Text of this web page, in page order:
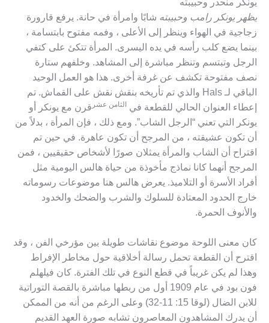
يظهر يونكر رامب وحبيبته شابًا وامرأة في حانة. يرفع قارورة
زجاجية في الهواء وينظر إلى الأعلى ، وفمه مفتوح بابتسامة ،
بينما يضع كلب رأسه في يده اليسرى. المرأة تتكئ على كتفي
الرجل وتبتسم وتنظر مباشرة إلى المشاهد. وخلفهم ستارة
نصف مفتوحة تكشف عن غرفة أخرى. هذا هو العمل الوحيد
الباقي لـ Hals والذي تم تأريخه بنقش نقش على القماش. تم
إعطاء العنوان الحالي للقطعة في الثامن عشر قرن مع يونكر أو
يونكر التي تعني “الرجل الشاب”. ومع ذلك ، فإن المرأة ، بدلاً من
أن تكون عشيقته ، من المرجح أن تكون عاهرة. في حين تم
اقتراح أن الشاب والمرأة يمثلان صورًا لأشخاص حقيقيين ، فمن
المرجح أنهما كانا نماذج مأخوذة من حياة هالس اليومية مثل
أفراد الأسرة أو التلاميذ. يعرض هالس هنا موضوعات رسوماته
خارج الحدود المعتادة للسلوك والشرب والضحك والخدود
والأنوف الحمرة.
كان معنى اللوحة موضوع نقاشات طويلة بين مؤرخي الفن ، وقد
اقترح أن القطعة تحمل رسالة أخلاقية حول مخاطر الإفراط
وهذا لم يكن غريباً في قطع النوع في تلك الفترة. كان فيلهلم
فون بود في عام 1909 أول من ربطها مباشرة بالقصة التوراتية
للابن الضال (لوقا 15: 11-32) وعلى الرغم من أنه من الممكن
أن يدرك المشاهدون المعاصرون تشابه صورة العهد القديم